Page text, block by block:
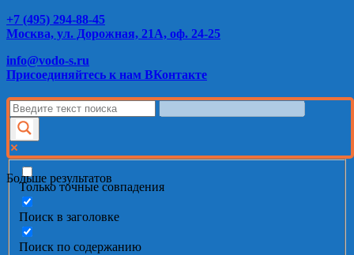
+7 (495) 294-88-45
Москва, ул. Дорожная, 21А, оф. 24-25
info@vodo-s.ru
Присоединяйтесь к нам ВКонтакте
Больше результатов
Только точные совпадения
Поиск в заголовке
Поиск по содержанию